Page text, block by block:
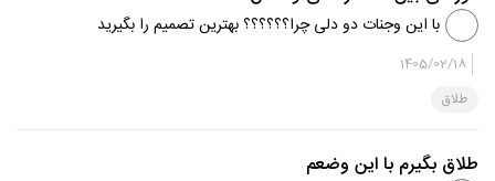
با این وجنات دو دلی چرا؟؟؟؟؟؟ بهترین تصمیم را بگیرید
1405/02/18
طلاق
طلاق بگیرم با این وضعم